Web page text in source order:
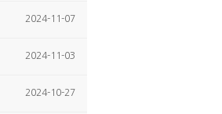
2024-11-07
2024-11-03
2024-10-27